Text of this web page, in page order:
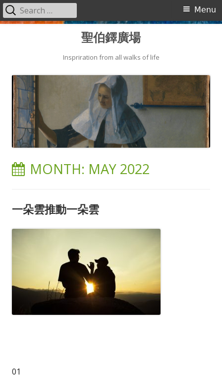
聖伯鐸廣場
Inspriration from all walks of life
Primary
Menu
Search
for:
MONTH: MAY 2022
一朵雲推動一朵雲
01